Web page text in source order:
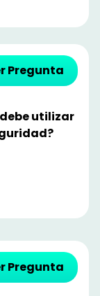
Pregunta
utilizar
Pregunta